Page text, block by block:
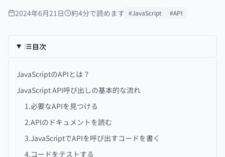
2024年6月21日 約4分で読めます #JavaScript #API
目次
JavaScriptのAPIとは？
JavaScript API呼び出しの基本的な流れ
1.必要なAPIを見つける
2.APIのドキュメントを読む
3.JavaScriptでAPIを呼び出すコードを書く
4.コードをテストする